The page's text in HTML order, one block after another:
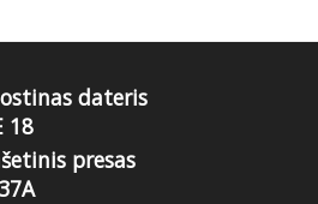
dateris
18
presas